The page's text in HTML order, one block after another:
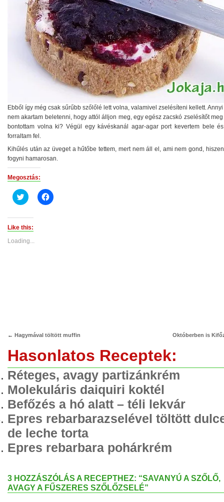
Ebből így még csak sűrűbb szőlőlé lett volna, valamivel zselésíteni kellett.
nem akartam beletenni, hogy attól álljon meg, egy egész zacskó zselésítőt
bontottam volna ki? Végül egy kávéskanál agar-agar port kevertem bele
forraltam fel.
Kihűlés után az üveget a hűtőbe tettem, mert nem áll el, ami nem gond,
fogyni hamarosan.
Megosztás:
Click
to
(Opens
in
new
Click
to
Like this:
Loading...
← Hagymával töltött muffin Októberben is
Hasonlatos Receptek:
Réteges, avagy partizánkrém
Molekuláris daiquiri koktél
Befőzés a hó alatt – téli lekvár
Epres rebarbarazselével töltött
de leche torta
Epres rebarbara pohárkrém
3 HOZZÁSZÓLÁS A RECEPTHEZ: “SAVANYÚ A SZŐLŐ,
AVAGY A FŰSZERES SZŐLŐZSELÉ”